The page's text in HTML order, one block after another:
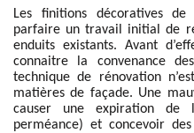
Les finitions décoratives
parfaire un travail initial de
enduits existants. Avant
connaitre la convenance
technique de rénovation
matières de façade. Une
causer une expiration
perméance) et concevoir